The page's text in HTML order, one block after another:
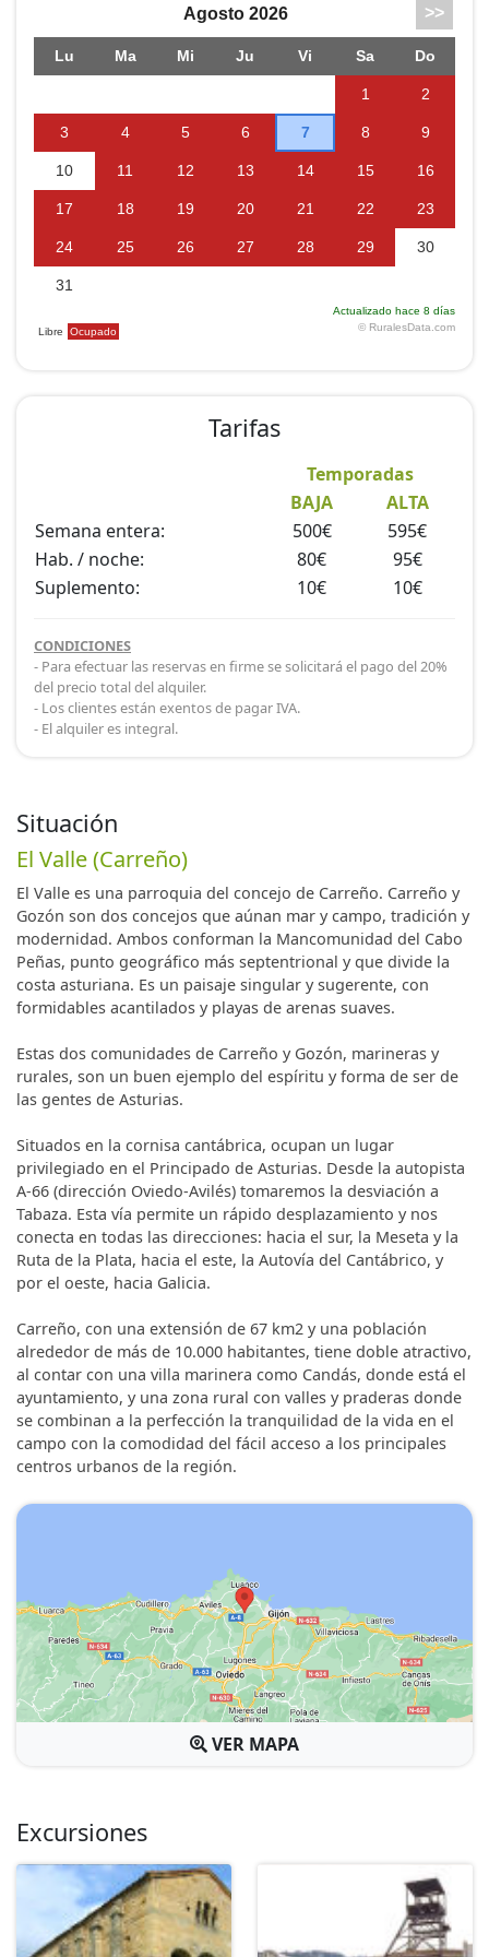
En la parte posterior de la casa hay una terraza de
unos 30 m2 y un jardín compartido de unos 2500 m2,
con árboles frutales, fundamentalmente manzanos.
También hay un terreno donde los propietarios
cultivan sus productos y un gallinero. En la finca
residen 2 perros.
En la terraza se dispone de muebles de jardín y de
barbacoa.
Al lado de la casa hay un lugar habilitado como
aparcamiento.
Situación
El Valle (Carreño)
El Valle es una parroquia del concejo de Carreño. Carreño y
Gozón son dos concejos que aúnan mar y campo, tradición y
modernidad. Ambos conforman la Mancomunidad del Cabo
Peñas, punto geográfico más septentrional y que divide la
costa asturiana. Es un paisaje singular y sugerente, con
formidables acantilados y playas de arenas suaves.
Estas dos comunidades de Carreño y Gozón, marineras y
rurales, son un buen ejemplo del espíritu y forma de ser de
las gentes de Asturias.
Situados en la cornisa cantábrica, ocupan un lugar
privilegiado en el Principado de Asturias. Desde la autopista
A-66 (dirección Oviedo-Avilés) tomaremos la desviación a
Tabaza. Esta vía permite un rápido desplazamiento y nos
conecta en todas las direcciones: hacia el sur, la Meseta y la
Ruta de la Plata, hacia el este, la Autovía del Cantábrico, y
por el oeste, hacia Galicia.
Carreño, con una extensión de 67 km2 y una población
alrededor de más de 10.000 habitantes, tiene doble atractivo,
al contar con una villa marinera como Candás, donde está el
ayuntamiento, y una zona rural con valles y praderas donde
se combinan a la perfección la tranquilidad de la vida en el
campo con la comodidad del fácil acceso a los principales
centros urbanos de la región.
VER MAPA
Excursiones
Tarifas
Temporadas
BAJA
ALTA
Semana entera:
500€
595€
Hab. / noche:
80€
95€
Suplemento:
10€ 10€
CONDICIONES
- Para efectuar las reservas en firme se solicitará el pago del 20%
del precio total del alquiler.
- Los clientes están exentos de pagar IVA.
- El alquiler es integral.